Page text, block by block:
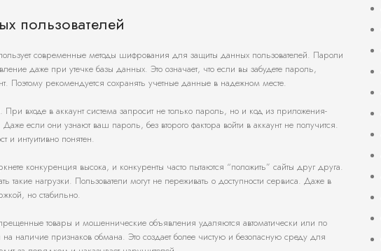
пользователей
современные методы шифрования для защиты данных пользователей. Пароли
даже при утечке базы данных. Это означает, что если вы забудете пароль,
Поэтому рекомендуется сохранять учетные данные в надежном месте.
входе в аккаунт система запросит не только пароль, но и код из приложения-
если они узнают ваш пароль, без второго фактора войти в аккаунт не получится.
и интуитивно понятен.
конкуренция высока, и конкуренты часто пытаются “положить” сайты друг друга.
нагрузки. Пользователи могут не переживать о доступности сервиса. Даже в
но стабильно.
товары и мошеннические объявления удаляются автоматически или по
наличие признаков обмана. Это создает более чистую и безопасную среду для